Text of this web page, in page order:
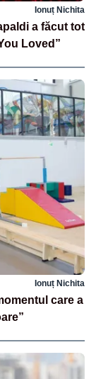
Ionuț Nichita
a făcut tot
Loved”
Ionuț Nichita
care a